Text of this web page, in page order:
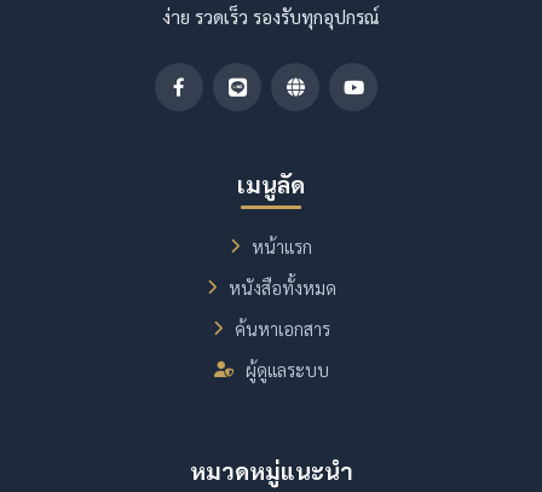
ง่าย รวดเร็ว รองรับทุกอุปกรณ์
เมนูลัด
หน้าแรก
หนังสือทั้งหมด
ค้นหาเอกสาร
ผู้ดูแลระบบ
หมวดหมู่แนะนำ